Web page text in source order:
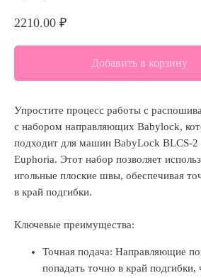
2210.00 ₽
Добавить в корзину
Упростите процесс работы с
с набором направляющих Babylock,
подходит для машин BabyLock BLCS-
Euphoria. Этот набор позволяет
игольные плоские швы, обеспечивая
в край подгибки.
Ключевые преимущества:
Точная подача: Направляющие
попадать точно в край подгибки,